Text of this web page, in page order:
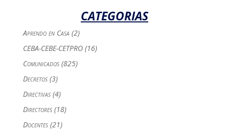
CATEGORIAS
Aprendo en Casa (2)
CEBA-CEBE-CETPRO(16)
Comunicados(825)
Decretos(3)
Directivas(4)
Directores(18)
Docentes(21)